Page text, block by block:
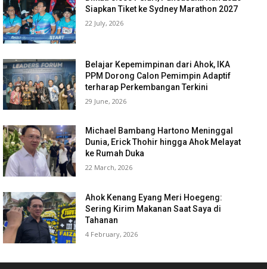
Siapkan Tiket ke Sydney Marathon 2027
22 July, 2026
Belajar Kepemimpinan dari Ahok, IKA
PPM Dorong Calon Pemimpin Adaptif
terharap Perkembangan Terkini
29 June, 2026
Michael Bambang Hartono Meninggal
Dunia, Erick Thohir hingga Ahok Melayat
ke Rumah Duka
22 March, 2026
Ahok Kenang Eyang Meri Hoegeng:
Sering Kirim Makanan Saat Saya di
Tahanan
4 February, 2026